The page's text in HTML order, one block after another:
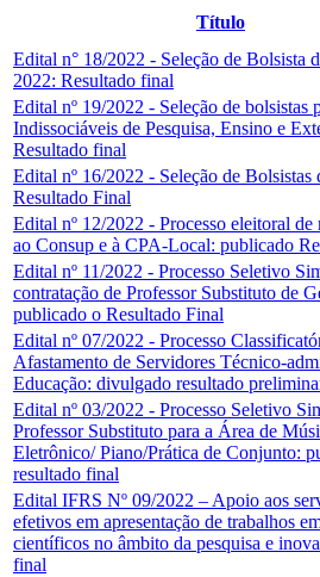
Título
Edital n° 18/2022 - Seleção de Bolsista
2022: Resultado final
Edital nº 19/2022 - Seleção de bolsistas
Indissociáveis de Pesquisa, Ensino e
Resultado final
Edital nº 16/2022 - Seleção de Bolsistas
Resultado Final
Edital nº 12/2022 - Processo eleitoral de
ao Consup e à CPA-Local: publicado
Edital nº 11/2022 - Processo Seletivo
contratação de Professor Substituto de
publicado o Resultado Final
Edital nº 07/2022 - Processo
Afastamento de Servidores Técnico-
Educação: divulgado resultado
Edital nº 03/2022 - Processo Seletivo
Professor Substituto para a Área de
Eletrônico/ Piano/Prática de Conjunto:
resultado final
Edital IFRS Nº 09/2022 – Apoio aos
efetivos em apresentação de trabalhos
científicos no âmbito da pesquisa e
final